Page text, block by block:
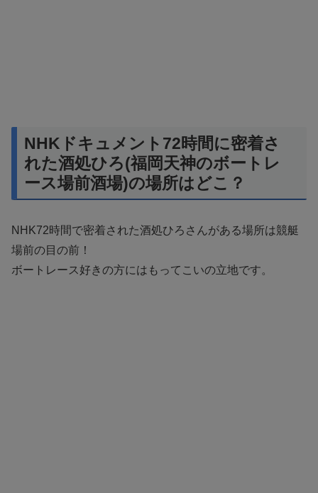
NHKドキュメント72時間に密着さ
れた酒処ひろ(福岡天神のボートレ
ース場前酒場)の場所はどこ？
NHK72時間で密着された酒処ひろさんがある場所は競艇
場前の目の前！
ボートレース好きの方にはもってこいの立地です。